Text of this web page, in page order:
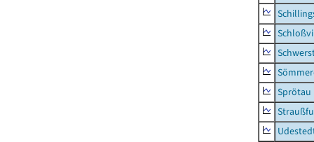
Sprötau